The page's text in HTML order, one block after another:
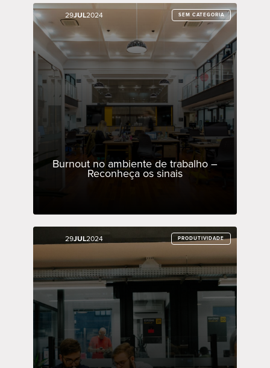
29JUL2024 SEM CATEGORIA
Burnout no ambiente de trabalho –
Reconheça os sinais
29JUL2024 SEM CATEGORIA
29JUL2024 PRODUTIVIDADE
29JUL2024 PRODUTIVIDADE